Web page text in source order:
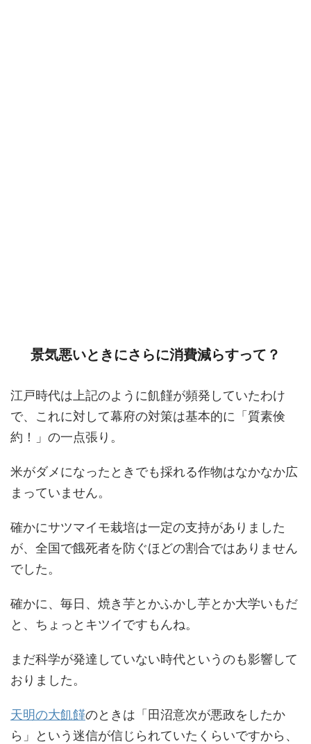
景気悪いときにさらに消費減らすって？
江戸時代は上記のように飢饉が頻発していたわけ
で、これに対して幕府の対策は基本的に「質素倹
約！」の一点張り。
米がダメになったときでも採れる作物はなかなか広
まっていません。
確かにサツマイモ栽培は一定の支持がありました
が、全国で餓死者を防ぐほどの割合ではありません
でした。
確かに、毎日、焼き芋とかふかし芋とか大学いもだ
と、ちょっとキツイですもんね。
まだ科学が発達していない時代というのも影響して
おりました。
天明の大飢饉のときは「田沼意次が悪政をしたか
ら」という迷信が信じられていたくらいですから、